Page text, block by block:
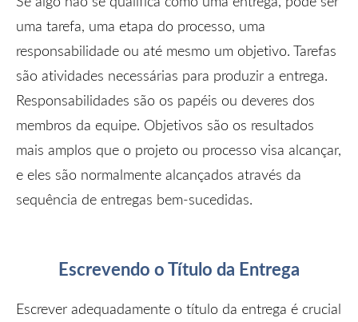
uma tarefa, uma etapa do processo, uma
responsabilidade ou até mesmo um objetivo. Tarefas
são atividades necessárias para produzir a entrega.
Responsabilidades são os papéis ou deveres dos
membros da equipe. Objetivos são os resultados
mais amplos que o projeto ou processo visa alcançar,
e eles são normalmente alcançados através da
sequência de entregas bem-sucedidas.
Escrevendo o Título da Entrega
Escrever adequadamente o título da entrega é crucial